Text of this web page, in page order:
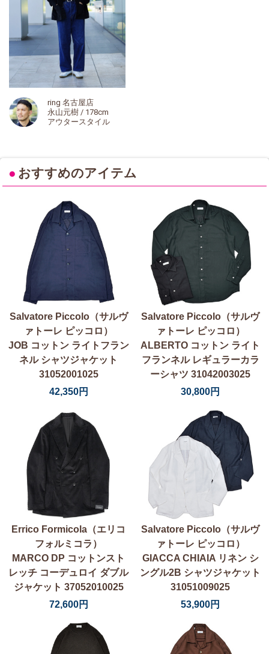
ring 名古屋店
永山元樹 / 178cm
アウタースタイル
● おすすめのアイテム
Salvatore Piccolo（サルヴ
ァトーレ ピッコロ）
JOB コットン ライトフラン
ネル シャツジャケット
31052001025
42,350円
Salvatore Piccolo（サルヴ
ァトーレ ピッコロ）
ALBERTO コットン ライト
フランネル レギュラーカラ
ーシャツ 31042003025
30,800円
Errico Formicola（エリコ
フォルミコラ）
MARCO DP コットンスト
レッチ コーデュロイ ダブル
ジャケット 37052010025
72,600円
Salvatore Piccolo（サルヴ
ァトーレ ピッコロ）
GIACCA CHIAIA リネン シ
ングル2B シャツジャケット
31051009025
53,900円